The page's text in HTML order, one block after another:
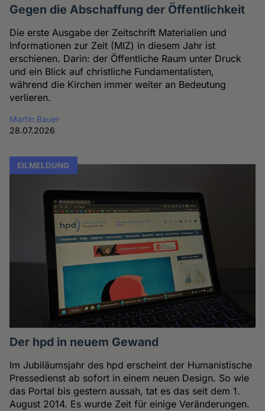
Gegen die Abschaffung der Öffentlichkeit
Die erste Ausgabe der Zeitschrift Materialien und
Informationen zur Zeit (MIZ) in diesem Jahr ist
erschienen. Darin: der Öffentliche Raum unter Druck
und ein Blick auf christliche Fundamentalisten,
während die Kirchen immer weiter an Bedeutung
verlieren.
Martin Bauer
28.07.2026
EILMELDUNG
Der hpd in neuem Gewand
Im Jubiläumsjahr des hpd erscheint der Humanistische
Pressedienst ab sofort in einem neuen Design. So wie
das Portal bis gestern aussah, tat es das seit dem 1.
August 2014. Es wurde Zeit für einige Veränderungen.